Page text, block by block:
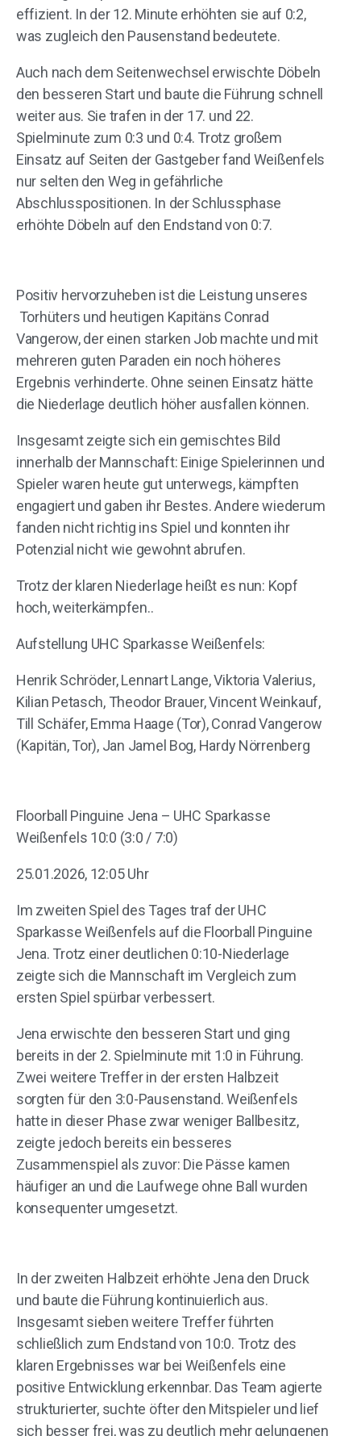
effizient. In der 12. Minute erhöhten sie auf 0:2,
was zugleich den Pausenstand bedeutete.
Auch nach dem Seitenwechsel erwischte Döbeln
den besseren Start und baute die Führung schnell
weiter aus. Sie trafen in der 17. und 22.
Spielminute zum 0:3 und 0:4. Trotz großem
Einsatz auf Seiten der Gastgeber fand Weißenfels
nur selten den Weg in gefährliche
Abschlusspositionen. In der Schlussphase
erhöhte Döbeln auf den Endstand von 0:7.
Positiv hervorzuheben ist die Leistung unseres
Torhüters und heutigen Kapitäns Conrad
Vangerow, der einen starken Job machte und mit
mehreren guten Paraden ein noch höheres
Ergebnis verhinderte. Ohne seinen Einsatz hätte
die Niederlage deutlich höher ausfallen können.
Insgesamt zeigte sich ein gemischtes Bild
innerhalb der Mannschaft: Einige Spielerinnen und
Spieler waren heute gut unterwegs, kämpften
engagiert und gaben ihr Bestes. Andere wiederum
fanden nicht richtig ins Spiel und konnten ihr
Potenzial nicht wie gewohnt abrufen.
Trotz der klaren Niederlage heißt es nun: Kopf
hoch, weiterkämpfen..
Aufstellung UHC Sparkasse Weißenfels:
Henrik Schröder, Lennart Lange, Viktoria Valerius,
Kilian Petasch, Theodor Brauer, Vincent Weinkauf,
Till Schäfer, Emma Haage (Tor), Conrad Vangerow
(Kapitän, Tor), Jan Jamel Bog, Hardy Nörrenberg
Floorball Pinguine Jena – UHC Sparkasse
Weißenfels 10:0 (3:0 / 7:0)
25.01.2026, 12:05 Uhr
Im zweiten Spiel des Tages traf der UHC
Sparkasse Weißenfels auf die Floorball Pinguine
Jena. Trotz einer deutlichen 0:10-Niederlage
zeigte sich die Mannschaft im Vergleich zum
ersten Spiel spürbar verbessert.
Jena erwischte den besseren Start und ging
bereits in der 2. Spielminute mit 1:0 in Führung.
Zwei weitere Treffer in der ersten Halbzeit
sorgten für den 3:0-Pausenstand. Weißenfels
hatte in dieser Phase zwar weniger Ballbesitz,
zeigte jedoch bereits ein besseres
Zusammenspiel als zuvor: Die Pässe kamen
häufiger an und die Laufwege ohne Ball wurden
konsequenter umgesetzt.
In der zweiten Halbzeit erhöhte Jena den Druck
und baute die Führung kontinuierlich aus.
Insgesamt sieben weitere Treffer führten
schließlich zum Endstand von 10:0. Trotz des
klaren Ergebnisses war bei Weißenfels eine
positive Entwicklung erkennbar. Das Team agierte
strukturierter, suchte öfter den Mitspieler und lief
sich besser frei, was zu deutlich mehr gelungenen